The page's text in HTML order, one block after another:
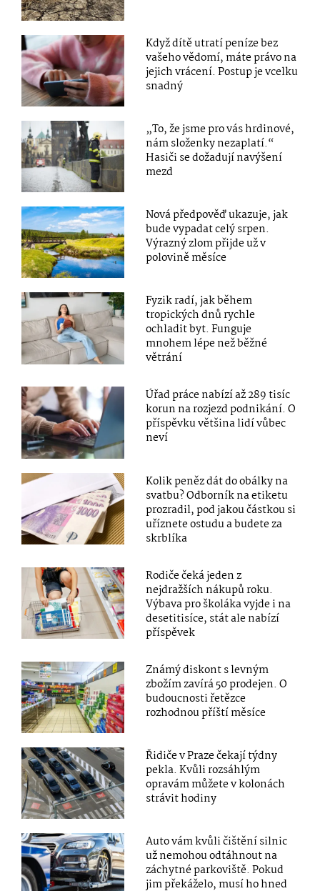
Když dítě utratí peníze bez
vašeho vědomí, máte právo na
jejich vrácení. Postup je vcelku
snadný
„To, že jsme pro vás hrdinové,
nám složenky nezaplatí.“
Hasiči se dožadují navýšení
mezd
Nová předpověď ukazuje, jak
bude vypadat celý srpen.
Výrazný zlom přijde už v
polovině měsíce
Fyzik radí, jak během
tropických dnů rychle
ochladit byt. Funguje
mnohem lépe než běžné
větrání
Úřad práce nabízí až 289 tisíc
korun na rozjezd podnikání. O
příspěvku většina lidí vůbec
neví
Kolik peněz dát do obálky na
svatbu? Odborník na etiketu
prozradil, pod jakou částkou si
uříznete ostudu a budete za
skrblíka
Rodiče čeká jeden z
nejdražších nákupů roku.
Výbava pro školáka vyjde i na
desetitisíce, stát ale nabízí
příspěvek
Známý diskont s levným
zbožím zavírá 50 prodejen. O
budoucnosti řetězce
rozhodnou příští měsíce
Řidiče v Praze čekají týdny
pekla. Kvůli rozsáhlým
opravám můžete v kolonách
strávit hodiny
Auto vám kvůli čištění silnic
už nemohou odtáhnout na
záchytné parkoviště. Pokud
jim překáželo, musí ho hned